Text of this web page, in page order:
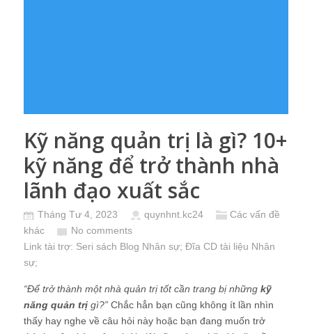
Kỹ năng quản trị là gì? 10+
kỹ năng để trở thành nhà
lãnh đạo xuất sắc
Tháng Tư 4, 2023 quynhnt.kc24
Các vấn đề
khác
No comments
Link tài trợ: Seri sách Blog Nhân sự; Đĩa CD tài liệu Nhân
sự;
“Để trở thành một nhà quản trị tốt cần trang bị những kỹ
năng quản trị gì?” Chắc hẳn bạn cũng không ít lần nhìn
thấy hay nghe về câu hỏi này hoặc bạn đang muốn trở